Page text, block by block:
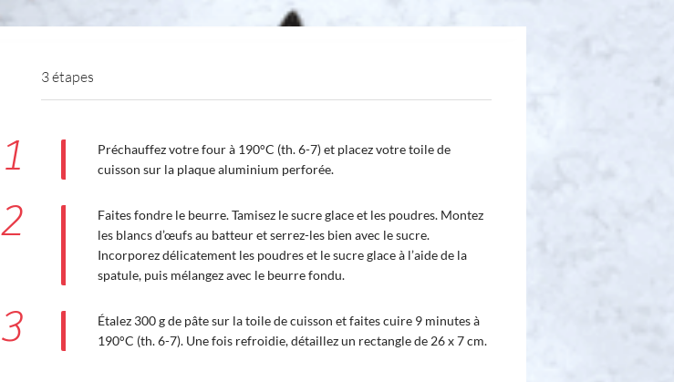
3 étapes
1
Préchauffez votre four à 190°C (th. 6-7) et placez votre toile de
cuisson sur la plaque aluminium perforée.
2
Faites fondre le beurre. Tamisez le sucre glace et les poudres. Montez
les blancs d’œufs au batteur et serrez-les bien avec le sucre.
Incorporez délicatement les poudres et le sucre glace à l’aide de la
spatule, puis mélangez avec le beurre fondu.
3
Étalez 300 g de pâte sur la toile de cuisson et faites cuire 9 minutes à
190°C (th. 6-7). Une fois refroidie, détaillez un rectangle de 26 x 7 cm.